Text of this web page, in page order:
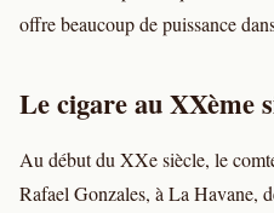
offre beaucoup de puissance
Le cigare au XXème
Au début du XXe siècle, le
Rafael Gonzales, à La Havane,